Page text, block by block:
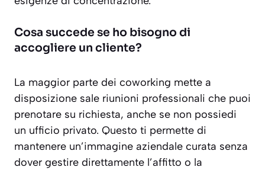
Cosa succede se ho bisogno di
accogliere un cliente?
La maggior parte dei coworking mette a
disposizione sale riunioni professionali che puoi
prenotare su richiesta, anche se non possiedi
un ufficio privato. Questo ti permette di
mantenere un’immagine aziendale curata senza
dover gestire direttamente l’affitto o la